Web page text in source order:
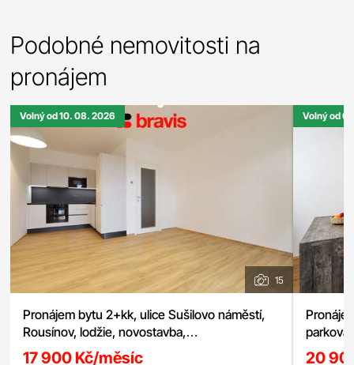
Podobné nemovitosti na
pronájem
Volný od 10. 08. 2026
15
Pronájem bytu 2+kk, ulice Sušilovo náměstí,
Rousínov, lodžie, novostavba,
nízkoenergetický dům, možnost parkování
17 900 Kč/měsíc
Volný od
20